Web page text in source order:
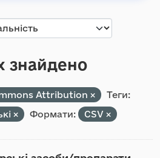
знайдено
Attribution
Теги:
Формати: CSV